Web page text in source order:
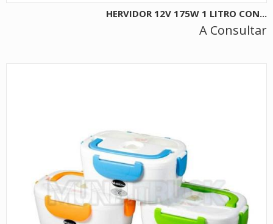
HERVIDOR 12V 175W 1 LITRO CON...
A Consultar